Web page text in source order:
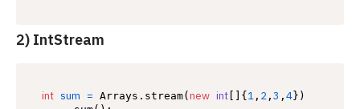
2) IntStream
int sum = Arrays.stream( new int []{ 1 , 2 , 3 , 4})